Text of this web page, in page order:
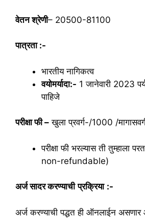
वेतन श्रेणी– 20500-81100
पात्रता :-
भारतीय नागिकत्व
वयोमर्यादा:- 1 जानेवारी 2023
पाहिजे
परीक्षा फी – खुला प्रवर्ग-/1000 /
परीक्षा फी भरल्यास ती तुम्हाला
non-refundable)
अर्ज सादर करण्याची प्रक्रिया :-
अर्ज करण्याची पद्धत ही ऑनलाईन